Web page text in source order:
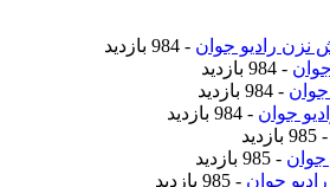
نزن رادیو جوان - 984 بازدید
- 984 بازدید
جوان - 984 بازدید
جوان - 984 بازدید
- 985 بازدید
جوان - 985 بازدید
جوان - 985 بازدید